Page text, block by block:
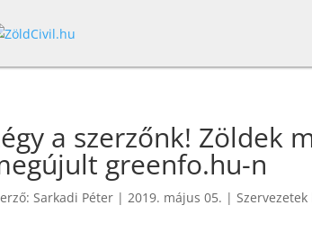
a szerzőnk! Zöldek
greenfo.hu-n
Sarkadi Péter |2019. május 05. |